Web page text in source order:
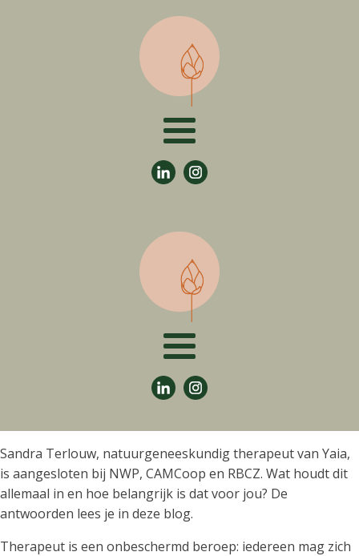
Sandra Terlouw, natuurgeneeskundig therapeut van Yaia,
is aangesloten bij NWP, CAMCoop en RBCZ. Wat houdt dit
allemaal in en hoe belangrijk is dat voor jou? De
antwoorden lees je in deze blog.
Therapeut is een onbeschermd beroep: iedereen mag zich